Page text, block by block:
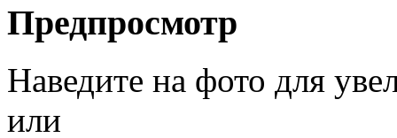
Предпросмотр
Наведите на фото для
или